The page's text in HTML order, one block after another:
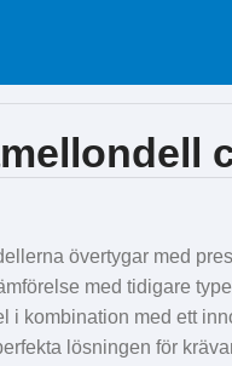
övertygar med
med tidigare
i kombination med ett
lösningen för